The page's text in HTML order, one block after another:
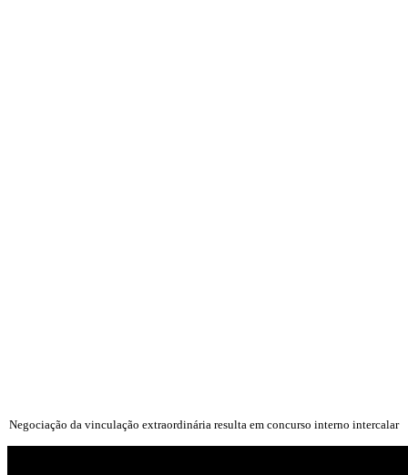
Negociação da vinculação extraordinária resulta em concurso interno intercalar